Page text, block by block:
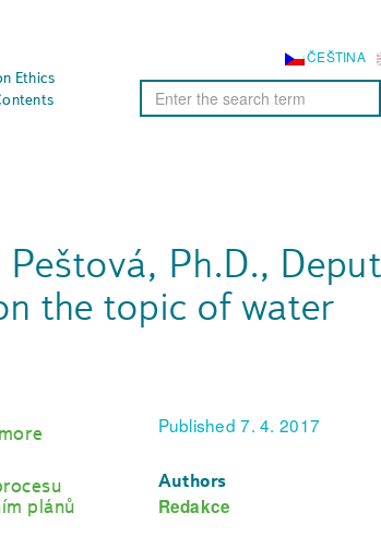
Ethics
ČEŠTINA
Ph.D.,
the topic of water
plánů
Published 7. 4. 2017
Authors
Redakce